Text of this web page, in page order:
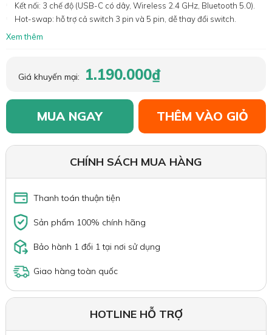
Kết nối: 3 chế độ (USB-C có dây, Wireless 2.4 GHz, Bluetooth 5.0).
Hot-swap: hỗ trợ cả switch 3 pin và 5 pin, dễ thay đổi switch.
Xem thêm
Giá khuyến mại: 1.190.000₫
MUA NGAY THÊM VÀO GIỎ
CHÍNH SÁCH MUA HÀNG
Thanh toán thuận tiện
Sản phẩm 100% chính hãng
Bảo hành 1 đổi 1 tại nơi sử dụng
Giao hàng toàn quốc
HOTLINE HỖ TRỢ